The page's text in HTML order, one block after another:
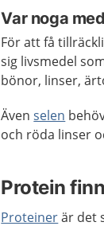
Var noga
För att få
sig livsmedel
bönor, linser,
Ävenselen
och röda linser
Protein
Proteinerär det